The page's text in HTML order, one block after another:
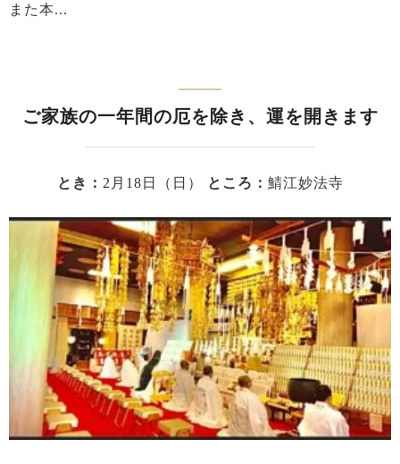
また本...
ご家族の一年間の厄を除き、運を開きます
とき： 2月18日（日） ところ： 鯖江妙法寺